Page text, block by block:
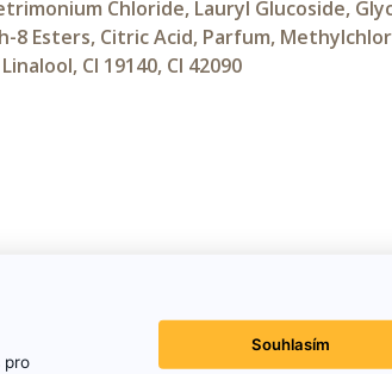
Chloride, Lauryl Glucoside,
8 Esters, Citric Acid, Parfum,
CI 19140, CI 42090
pro
Souhlasím